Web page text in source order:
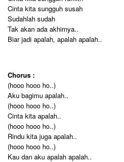
Cinta kita sungguh susah
Sudahlah sudah
Tak akan ada akhirnya..
Biar jadi apalah, apalah apalah..
Chorus :
(hooo hooo ho..)
Aku bagimu apalah..
(hooo hooo ho..)
Cinta kita apalah..
(hooo hooo ho..)
Rindu kita juga apalah..
(hooo hooo ho..)
Kau dan aku apalah apalah..